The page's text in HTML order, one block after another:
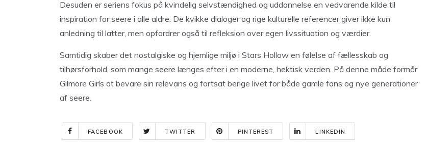
Desuden er seriens fokus på kvindelig selvstændighed og uddannelse en vedvarende kilde til
inspiration for seere i alle aldre. De kvikke dialoger og rige kulturelle referencer giver ikke kun
anledning til latter, men opfordrer også til refleksion over egen livssituation og værdier.
Samtidig skaber det nostalgiske og hjemlige miljø i Stars Hollow en følelse af fællesskab og
tilhørsforhold, som mange seere længes efter i en moderne, hektisk verden. På denne måde formår
Gilmore Girls at bevare sin relevans og fortsat berige livet for både gamle fans og nye generationer
af seere.
FACEBOOK TWITTER PINTEREST LINKEDIN